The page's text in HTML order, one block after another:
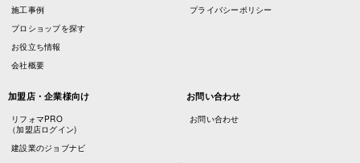
施工事例
プロショップを探す
お役立ち情報
会社概要
プライバシーポリシー
加盟店・企業様向け
リフォマPRO
（加盟店ログイン)
建設業のジョブナビ
お問い合わせ
お問い合わせ